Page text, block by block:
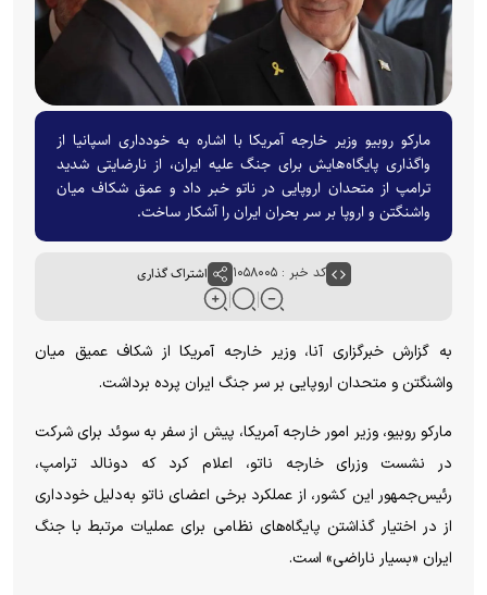
مارکو روبیو وزیر خارجه آمریکا با اشاره به خودداری اسپانیا از
واگذاری پایگاه‌هایش برای جنگ علیه ایران، از نارضایتی شدید
ترامپ از متحدان اروپایی در ناتو خبر داد و عمق شکاف میان
واشنگتن و اروپا بر سر بحران ایران را آشکار ساخت.
کد خبر : ۱۰۵۸۰۰۵ اشتراک گذاری
به گزارش خبرگزاری آنا، وزیر خارجه آمریکا از شکاف عمیق میان
واشنگتن و متحدان اروپایی بر سر جنگ ایران پرده برداشت.
مارکو روبیو، وزیر امور خارجه آمریکا، پیش از سفر به سوئد برای شرکت
در نشست وزرای خارجه ناتو، اعلام کرد که دونالد ترامپ،
رئیس‌جمهور این کشور، از عملکرد برخی اعضای ناتو به‌دلیل خودداری
از در اختیار گذاشتن پایگاه‌های نظامی برای عملیات مرتبط با جنگ
ایران «بسیار ناراضی» است.